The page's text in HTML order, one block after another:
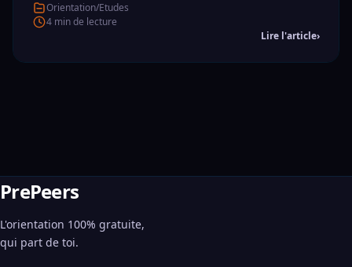
Orientation/Etudes
4 min de lecture
Lire l'article›
PrePeers
L'orientation 100% gratuite,
qui part de toi.